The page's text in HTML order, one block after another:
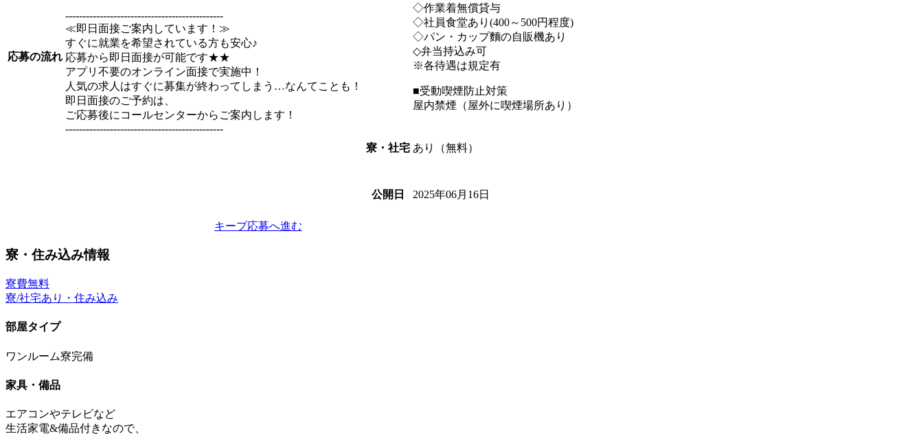
応募の流れ
----------------------------------------------
≪即日面接ご案内しています！≫
すぐに就業を希望されている方も安心♪
応募から即日面接が可能です★★
アプリ不要のオンライン面接で実施中！
人気の求人はすぐに募集が終わってしまう…なんてことも！
即日面接のご予約は、
ご応募後にコールセンターからご案内します！
----------------------------------------------
◇作業着無償貸与
◇社員食堂あり(400～500円程度)
◇パン・カップ麵の自販機あり
◇弁当持込み可
※各待遇は規定有
■受動喫煙防止対策
屋内禁煙（屋外に喫煙場所あり）
寮・社宅 あり（無料）
公開日 2025年06月16日
キープ応募へ進む
寮・住み込み情報
寮費無料
寮/社宅あり・住み込み
部屋タイプ
ワンルーム寮完備
家具・備品
エアコンやテレビなど
生活家電&備品付きなので、